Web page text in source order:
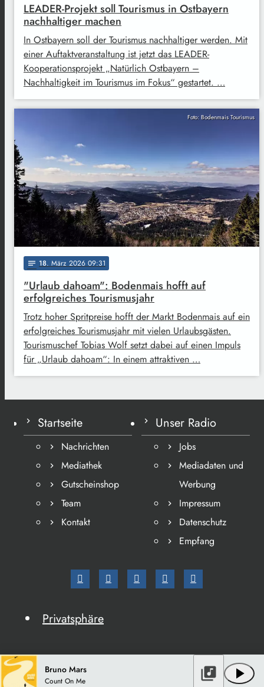
LEADER-Projekt soll Tourismus in Ostbayern
nachhaltiger machen
In Ostbayern soll der Tourismus nachhaltiger werden. Mit
einer Auftaktveranstaltung ist jetzt das LEADER-
Kooperationsprojekt „Natürlich Ostbayern –
Nachhaltigkeit im Tourismus im Fokus“ gestartet. …
Foto: Bodenmais Tourismus
notes 18. März 2026 09:31
"Urlaub dahoam": Bodenmais hofft auf
erfolgreiches Tourismusjahr
Trotz hoher Spritpreise hofft der Markt Bodenmais auf ein
erfolgreiches Tourismusjahr mit vielen Urlaubsgästen.
Tourismuschef Tobias Wolf setzt dabei auf einen Impuls
für „Urlaub dahoam“: In einem attraktiven …
Startseite
Nachrichten
Mediathek
Gutscheinshop
Team
Kontakt
Unser Radio
Jobs
Mediadaten und
Werbung
Impressum
Datenschutz
Empfang
Privatsphäre
Bruno Mars
Count On Me play_arrow
library_music